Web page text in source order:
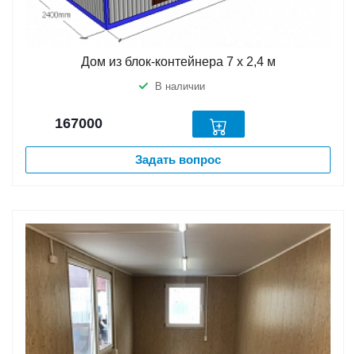
Дом из блок-контейнера 7 х 2,4 м
В наличии
167000
Задать вопрос